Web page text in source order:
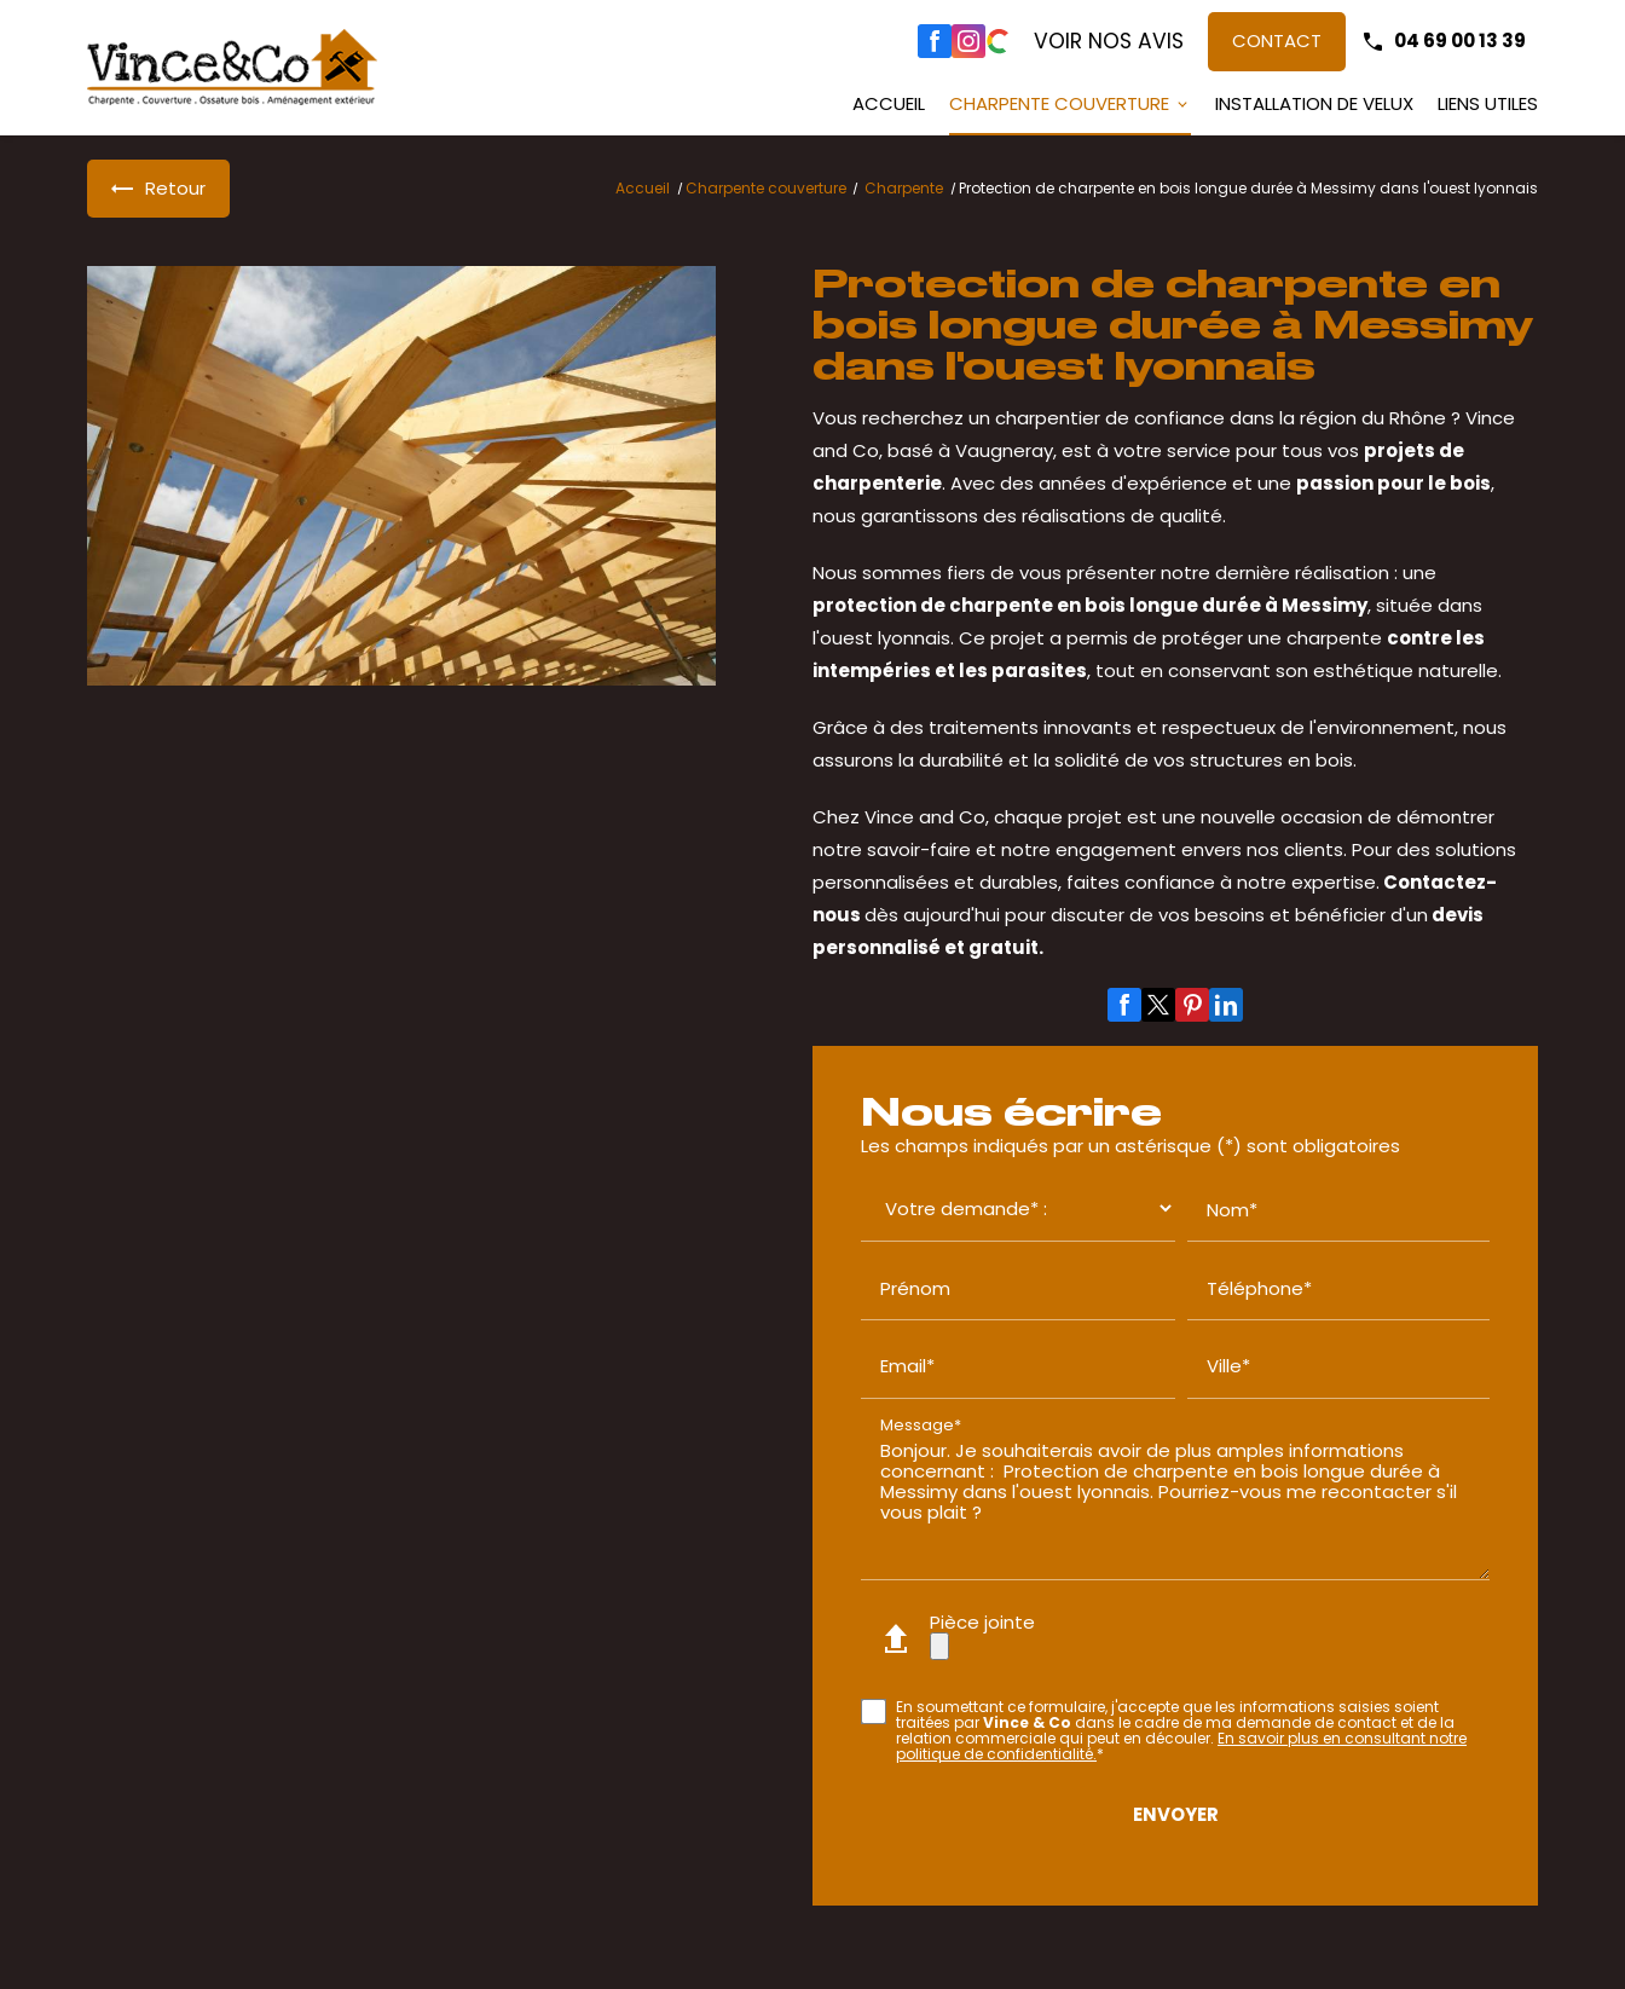
VOIR NOS AVIS CONTACT 04 69 00 13 39
ACCUEIL CHARPENTE COUVERTURE INSTALLATION DE VELUX LIENS UTILES
Accueil Charpente couverture Charpente Protection de charpente en bois longue durée à Messimy dans l'ouest lyonnais
Retour
Protection de charpente en
bois longue durée à Messimy
dans l'ouest lyonnais
Vous recherchez un charpentier de confiance dans la région du Rhône ? Vince
and Co, basé à Vaugneray, est à votre service pour tous vos projets de
charpenterie. Avec des années d'expérience et une passion pour le bois,
nous garantissons des réalisations de qualité.
Nous sommes fiers de vous présenter notre dernière réalisation : une
protection de charpente en bois longue durée à Messimy, située dans
l'ouest lyonnais. Ce projet a permis de protéger une charpente contre les
intempéries et les parasites, tout en conservant son esthétique naturelle.
Grâce à des traitements innovants et respectueux de l'environnement, nous
assurons la durabilité et la solidité de vos structures en bois.
Chez Vince and Co, chaque projet est une nouvelle occasion de démontrer
notre savoir-faire et notre engagement envers nos clients. Pour des solutions
personnalisées et durables, faites confiance à notre expertise. Contactez-
nousdès aujourd'hui pour discuter de vos besoins et bénéficier d'un devis
personnalisé et gratuit.
Nous écrire
Les champs indiqués par un astérisque (*) sont obligatoires
Nom*
Prénom Téléphone*
Email* Ville*
Message*
Pièce jointe
En soumettant ce formulaire, j'accepte que les informations saisies soient
traitées parVince & Co dans le cadre de ma demande de contact et de la
relation commerciale qui peut en découler. En savoir plus en consultant notre
politique de confidentialité.*